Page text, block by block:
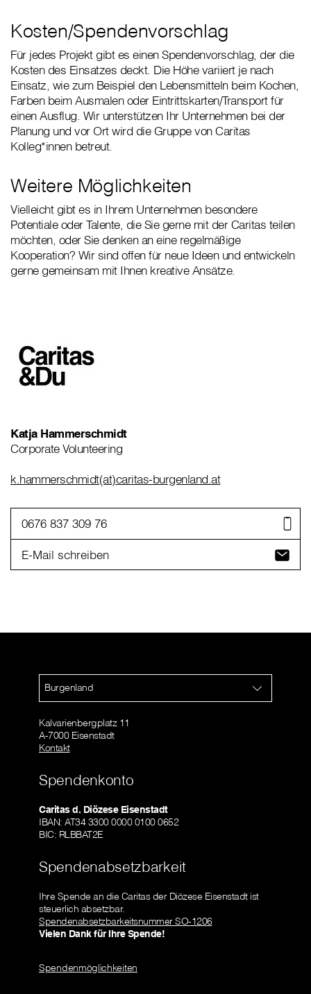
Kosten/Spendenvorschlag
Für jedes Projekt gibt es einen Spendenvorschlag, der die
Kosten des Einsatzes deckt. Die Höhe variiert je nach
Einsatz, wie zum Beispiel den Lebensmitteln beim Kochen,
Farben beim Ausmalen oder Eintrittskarten/Transport für
einen Ausflug. Wir unterstützen Ihr Unternehmen bei der
Planung und vor Ort wird die Gruppe von Caritas
Kolleg*innen betreut.
Weitere Möglichkeiten
Vielleicht gibt es in Ihrem Unternehmen besondere
Potentiale oder Talente, die Sie gerne mit der Caritas teilen
möchten, oder Sie denken an eine regelmäßige
Kooperation? Wir sind offen für neue Ideen und entwickeln
gerne gemeinsam mit Ihnen kreative Ansätze.
Katja Hammerschmidt
Corporate Volunteering
k.hammerschmidt(at)caritas-burgenland.at
0676 837 309 76
E-Mail schreiben
Burgenland
Kalvarienbergplatz 11
A-7000 Eisenstadt
Kontakt
Spendenkonto
Caritas d. Diözese Eisenstadt
IBAN: AT34 3300 0000 0100 0652
BIC: RLBBAT2E
Spendenabsetzbarkeit
Ihre Spende an die Caritas der Diözese Eisenstadt ist
steuerlich absetzbar.
Spendenabsetzbarkeitsnummer SO-1206
Vielen Dank für Ihre Spende!
Spendenmöglichkeiten